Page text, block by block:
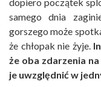
samego dnia
gorszego może
że chłopak nie żyje.
że oba zdarzenia
je uwzględnić w